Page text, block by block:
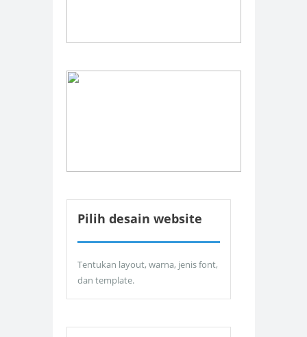
Pilih desain website
Tentukan layout, warna, jenis font,
dan template.